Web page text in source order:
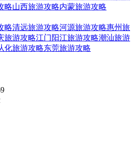
略山西旅游攻略内蒙旅游攻略
略清远旅游攻略河源旅游攻略惠州旅
旅游攻略江门阳江旅游攻略潮汕旅游
化旅游攻略东莞旅游攻略